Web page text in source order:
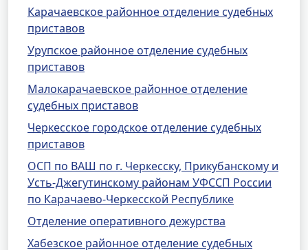
Карачаевское районное отделение судебных
приставов
Урупское районное отделение судебных
приставов
Малокарачаевское районное отделение
судебных приставов
Черкесское городское отделение судебных
приставов
ОСП по ВАШ по г. Черкесску, Прикубанскому и
Усть-Джегутинскому районам УФССП России
по Карачаево-Черкесской Республике
Отделение оперативного дежурства
Хабезское районное отделение судебных